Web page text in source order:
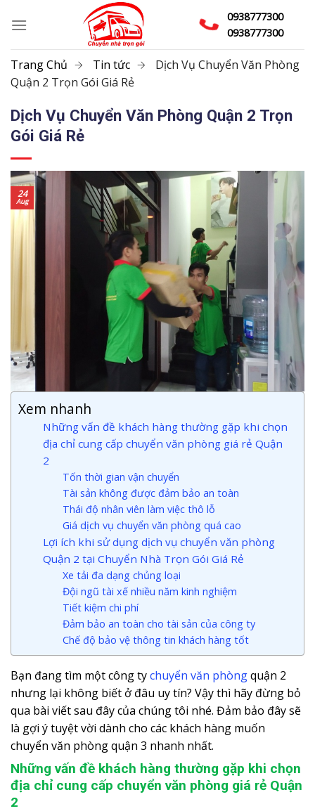
0938777300
0938777300
Trang Chủ Tin tức
Dịch Vụ Chuyển Văn Phòng
Quận 2 Trọn Gói Giá Rẻ
Dịch Vụ Chuyển Văn Phòng Quận 2 Trọn
Gói Giá Rẻ
24
Aug
Xem nhanh
Những vấn đề khách hàng thường gặp khi chọn
địa chỉ cung cấp chuyển văn phòng giá rẻ Quận
2
Tốn thời gian vận chuyển
Tài sản không được đảm bảo an toàn
Thái độ nhân viên làm việc thô lỗ
Giá dịch vụ chuyển văn phòng quá cao
Lợi ích khi sử dụng dịch vụ chuyển văn phòng
Quận 2 tại Chuyển Nhà Trọn Gói Giá Rẻ
Xe tải đa dạng chủng loại
Đội ngũ tài xế nhiều năm kinh nghiệm
Tiết kiệm chi phí
Đảm bảo an toàn cho tài sản của công ty
Chế độ bảo vệ thông tin khách hàng tốt
Bạn đang tìm một công tychuyển văn phòngquận 2
nhưng lại không biết ở đâu uy tín? Vậy thì hãy đừng bỏ
qua bài viết sau đây của chúng tôi nhé. Đảm bảo đây sẽ
là gợi ý tuyệt vời dành cho các khách hàng muốn
chuyển văn phòng quận 3 nhanh nhất.
Những vấn đề khách hàng thường gặp khi chọn
địa chỉ cung cấp chuyển văn phòng giá rẻ Quận
2